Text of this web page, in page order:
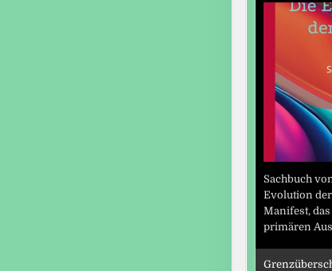
Sachbuch
Evolution
Manifest, das
primären